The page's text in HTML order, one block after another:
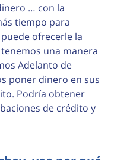
… con la
tiempo para
ofrecerle la
una manera
Adelanto de
poner dinero en sus
Podría obtener
de crédito y